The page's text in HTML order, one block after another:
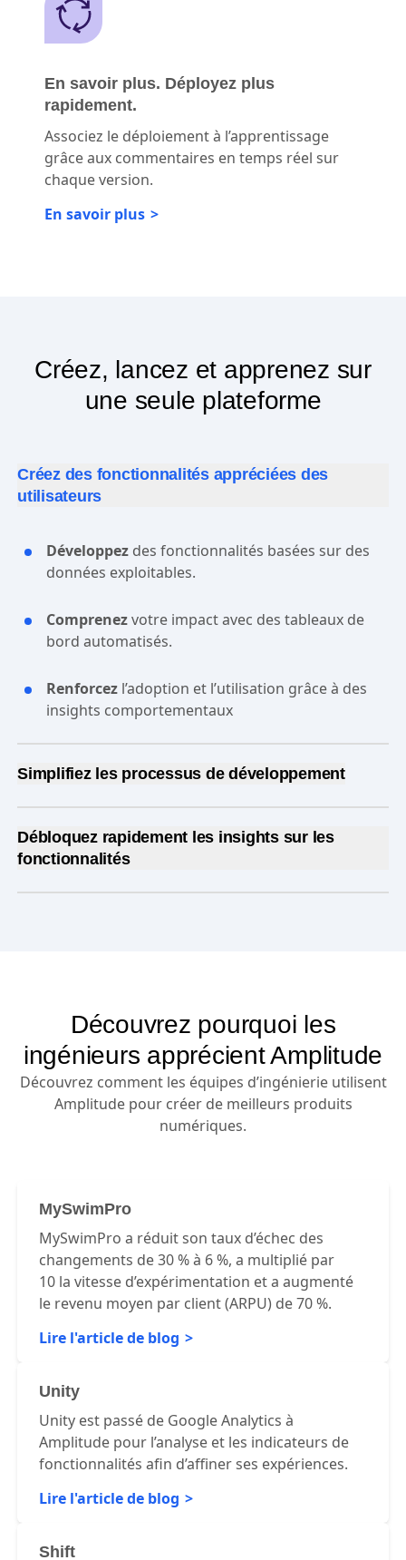
En savoir plus. Déployez plus
rapidement.
Associez le déploiement à l’apprentissage
grâce aux commentaires en temps réel sur
chaque version.
En savoir plus
Créez, lancez et apprenez sur
une seule plateforme
Créez des fonctionnalités appréciées des
utilisateurs
Développez des fonctionnalités basées sur des
données exploitables.
Comprenezvotre impact avec des tableaux de
bord automatisés.
Renforcez l’adoption et l’utilisation grâce à des
insights comportementaux
Simplifiez les processus de développement
Simplifiez le ciblagegrâce à une gestion
transparente des identités.
Gérez facilement les
quelques clics.
Débloquez rapidement les insights sur les
fonctionnalités
Comprenezle parcours des utilisateurs en
Acquérez rapidement de nouvelles
connaissances et améliorezvos expériences
pour répondre aux besoins des clients
instantanément.
Découvrez pourquoi les
ingénieurs apprécient Amplitude
Découvrez comment les équipes d’ingénierie utilisent
Amplitude pour créer de meilleurs produits
numériques.
MySwimPro
MySwimPro a réduit son taux d’échec des
changements de 30 % à 6 %, a multiplié par
10 la vitesse d’expérimentation et a augmenté
le revenu moyen par client (ARPU) de 70 %.
Lire l'article de blog
Unity
Unity est passé de Google Analytics à
Amplitude pour l’analyse et les indicateurs de
fonctionnalités afin d’affiner ses expériences.
Lire l'article de blog
Shift